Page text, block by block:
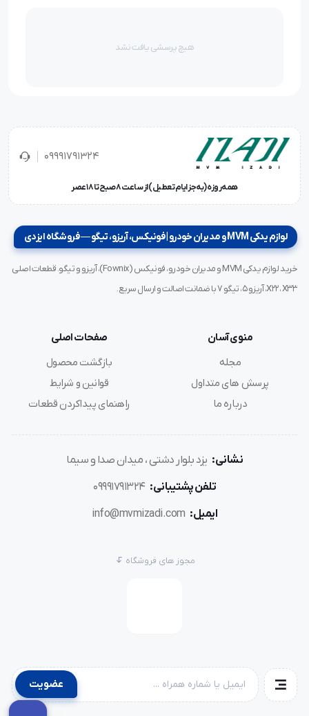
هیچ پرسشی یافت نشد
09991791324
همه‌روزه (به‌جز ایام تعطیل) از ساعت ۸ صبح تا ۱۸ عصر
لوازم یدکی MVM و مدیران خودرو | فونیکس، آریزو، تیگو — فروشگاه ایزدی
خرید لوازم یدکی MVM و مدیران خودرو، فونیکس (Fownix)، آریزو و تیگو. قطعات اصلی
X22، X33، آریزو ۵، تیگو ۷ با ضمانت اصالت و ارسال سریع.
منوی آسان
مجله
پرسش های متداول
درباره ما
صفحات اصلی
بازگشت محصول
قوانین و شرایط
راهنمای پیداکردن قطعات
نشانی: یزد بلوار دشتی ، میدان صدا و سیما
تلفن پشتیبانی: 09991791324
ایمیل: info@mvmizadi.com
مجوز های فروشگاه
عضویت